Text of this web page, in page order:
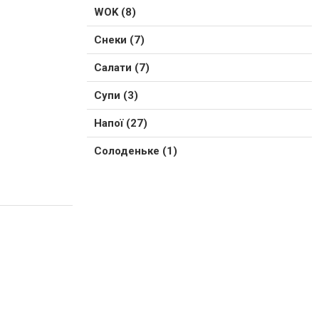
WOK (8)
Снеки (7)
Салати (7)
Супи (3)
Напої (27)
Солоденьке (1)